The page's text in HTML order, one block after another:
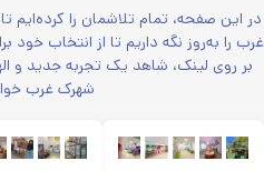
در این صفحه، تمام تلاشمان را
غرب را به‌روز نگه داریم تا از انتخاب خود
بر روی لینک، شاهد یک تجربه جدید
شهرک غرب